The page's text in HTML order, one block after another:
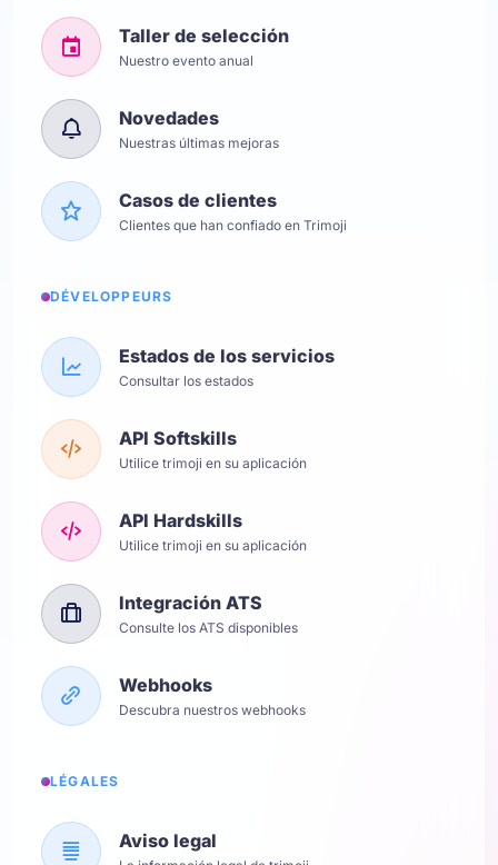
Taller de selección
Nuestro evento anual
Novedades
Nuestras últimas mejoras
Casos de clientes
Clientes que han confiado en Trimoji
DÉVELOPPEURS
Estados de los servicios
Consultar los estados
API Softskills
Utilice trimoji en su aplicación
API Hardskills
Utilice trimoji en su aplicación
Integración ATS
Consulte los ATS disponibles
Webhooks
Descubra nuestros webhooks
LÉGALES
Aviso legal